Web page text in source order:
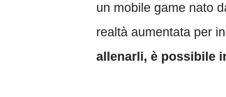
un mobile game nato
realtà aumentata per
allenarli, è possibile